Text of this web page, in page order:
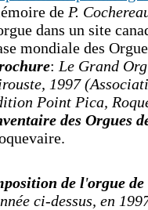
de P.
dans un site
mondiale des
: Le Grand
1997
Point Pica,
des Orgues
de l'orgue
ci-dessus, en